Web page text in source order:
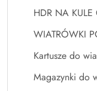
HDR NA
WIATRÓWKI
Kartusze do
Magazynki do